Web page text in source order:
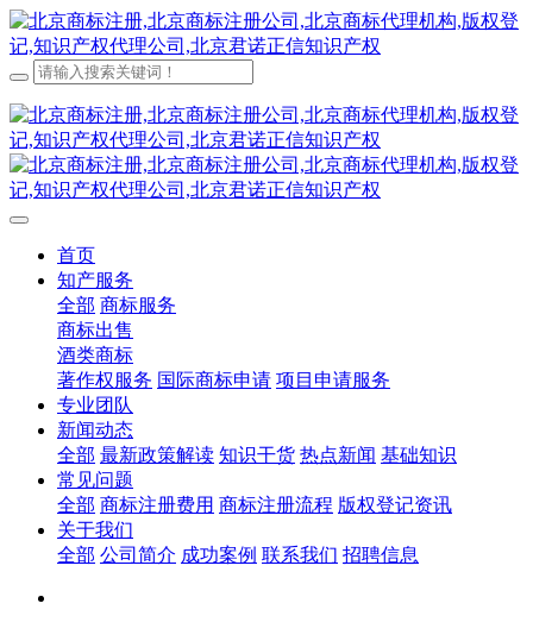
首页
知产服务
全部 商标服务
商标出售
酒类商标
著作权服务 国际商标申请 项目申请服务
专业团队
新闻动态
全部 最新政策解读 知识干货 热点新闻 基础知识
常见问题
全部 商标注册费用 商标注册流程 版权登记资讯
关于我们
全部 公司简介 成功案例 联系我们 招聘信息